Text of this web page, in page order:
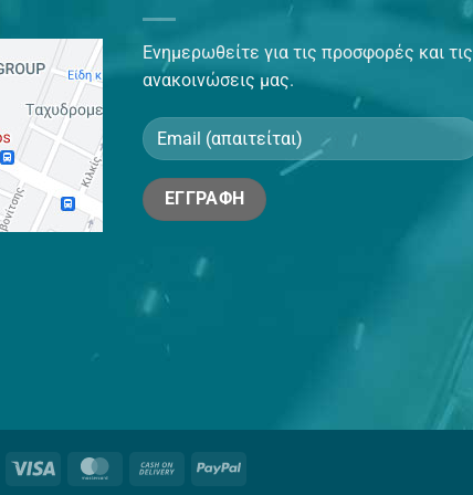
Ενημερωθείτε για τις προσφορές και τις
ανακοινώσεις μας.